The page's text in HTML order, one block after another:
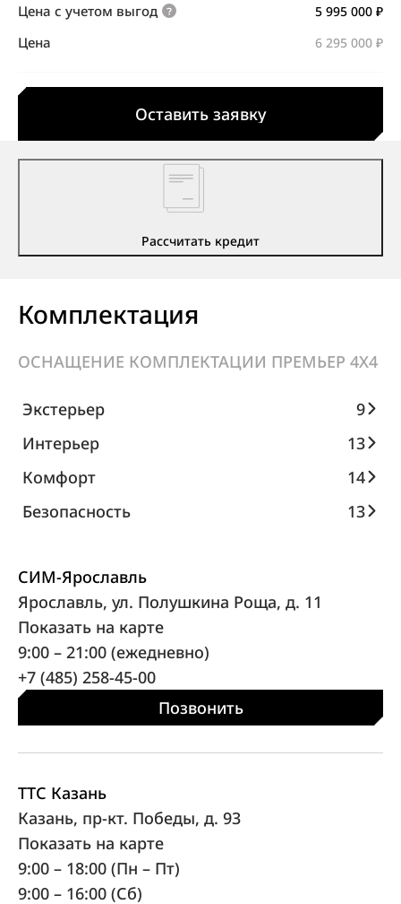
Цена с учетом выгод 5 995 000 ₽
Цена 6 295 000 ₽
Оставить заявку
Рассчитать кредит
Комплектация
ОСНАЩЕНИЕ КОМПЛЕКТАЦИИ ПРЕМЬЕР 4X4
Экстерьер
9
Интерьер
13
Комфорт
14
Безопасность
13
СИМ-Ярославль
Ярославль, ул. Полушкина Роща, д. 11
Показать на карте
9:00 – 21:00 (ежедневно)
+7 (485) 258-45-00
Позвонить
ТТС Казань
Казань, пр-кт. Победы, д. 93
Показать на карте
9:00 – 18:00 (Пн – Пт)
9:00 – 16:00 (Сб)